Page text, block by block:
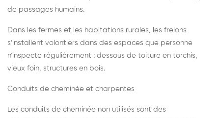
de passages humains.
Dans les fermes et les habitations rurales, les frelons
s'installent volontiers dans des espaces que personne
n'inspecte régulièrement : dessous de toiture en torchis,
vieux foin, structures en bois.
Conduits de cheminée et charpentes
Les conduits de cheminée non utilisés sont des